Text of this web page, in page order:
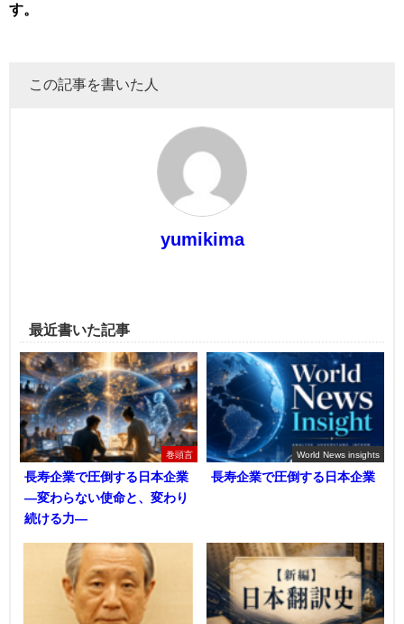
す。
この記事を書いた人
yumikima
最近書いた記事
巻頭言
長寿企業で圧倒する日本企業
―変わらない使命と、変わり
続ける力―
World News insights
長寿企業で圧倒する日本企業